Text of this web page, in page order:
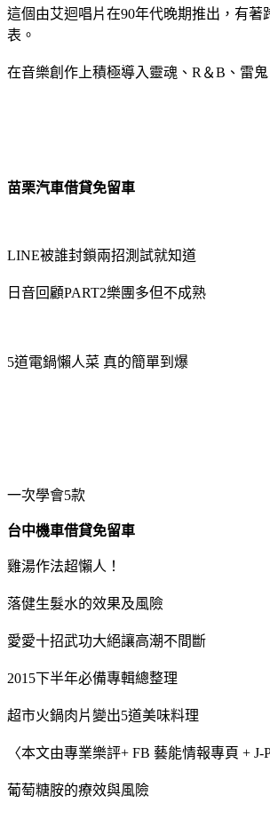
這個由艾迴唱片在90年代晚期推出，有
表。
在音樂創作上積極導入靈魂、R＆B、雷
苗栗汽車借貸免留車
LINE被誰封鎖兩招測試就知道
日音回顧PART2樂團多但不成熟
5道電鍋懶人菜 真的簡單到爆
一次學會5款
台中機車借貸免留車
雞湯作法超懶人！
落健生髮水的效果及風險
愛愛十招武功大絕讓高潮不間斷
2015下半年必備專輯總整理
超市火鍋肉片變出5道美味料理
〈本文由專業樂評+ FB 藝能情報專頁 +
葡萄糖胺的療效與風險